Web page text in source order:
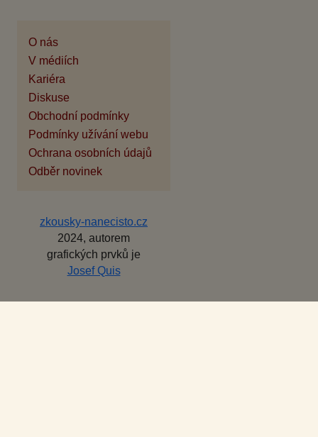
O nás
V médiích
Kariéra
Diskuse
Obchodní podmínky
Podmínky užívání webu
Ochrana osobních údajů
Odběr novinek
zkousky-nanecisto.cz
2024, autorem
grafických prvků je
Josef Quis